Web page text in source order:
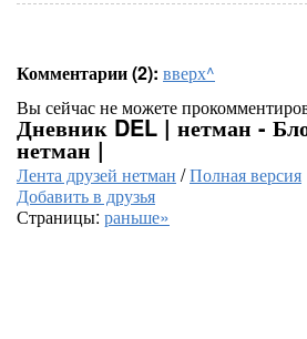
Комментарии (2): вверх^
Вы сейчас не можете
Дневник DEL | нетман -
нетман |
Лента друзей нетман /Полная версия
Добавить в друзья
Страницы: раньше»